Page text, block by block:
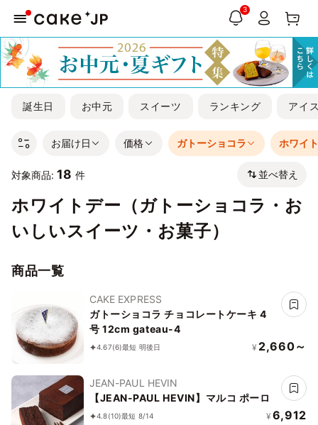
3
誕生日 お中元 スイーツ ランキング アイ
お届け日 価格 ガトーショコラ ホワイ
対象商品: 18 件 並べ替え
ホワイトデー（ガトーショコラ・お
いしいスイーツ・お菓子）
商品一覧
CAKE EXPRESS
ガトーショコラ チョコレートケーキ 4
号 12cm gateau-4
4.67(6)最短 明後日 ¥ 2,660～
JEAN-PAUL HEVIN
【JEAN-PAUL HEVIN】マルコ ポーロ
4.8(10)最短 8/14 ¥ 6,912